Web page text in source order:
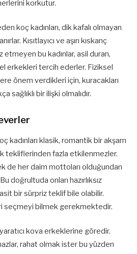
korkutur.
koç kadınları, dik kafalı olmayan
Kısıtlayıcı ve aşırı kıskanç
etmeyen bu kadınlar, asil duran,
erkekleri tercih ederler. Fiziksel
önem verdikleri için, kuracakları
sağlıklı bir ilişki olmalıdır.
kadınları klasik, romantik bir akşam
tekliflerinden fazla etkilenmezler.
de her daim mottoları olduğundan
doğrultuda onları hazırlıksız
bir sürpriz teklif bile olabilir.
seçmeyi bilmek gerekmektedir.
kova erkeklerine göredir.
rahat olmak ister bu yüzden